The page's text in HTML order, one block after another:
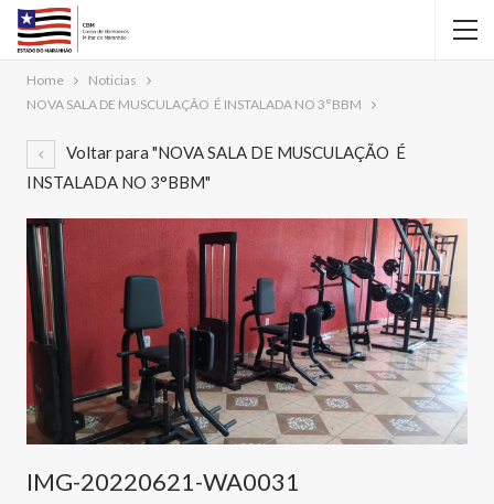
Home
Noticias
NOVA SALA DE MUSCULAÇÃO É INSTALADA NO 3°BBM
Voltar para "NOVA SALA DE MUSCULAÇÃO É
INSTALADA NO 3°BBM"
IMG-20220621-WA0031